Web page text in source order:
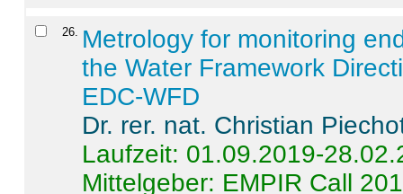
26. Metrology for monitoring
the Water Framework
EDC-WFD
Dr. rer. nat. Christian
Laufzeit: 01.09.2019-
Mittelgeber: EMPIR Call